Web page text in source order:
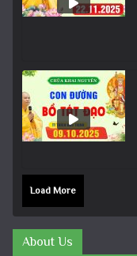
Load More
About Us